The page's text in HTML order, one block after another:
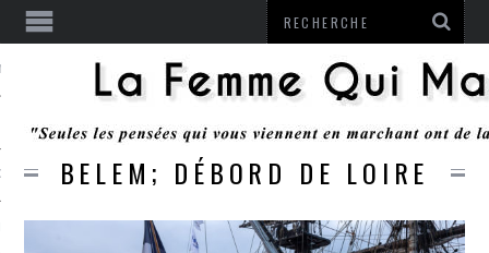
RESTERBELEM; DÉBORD DE LOIRE